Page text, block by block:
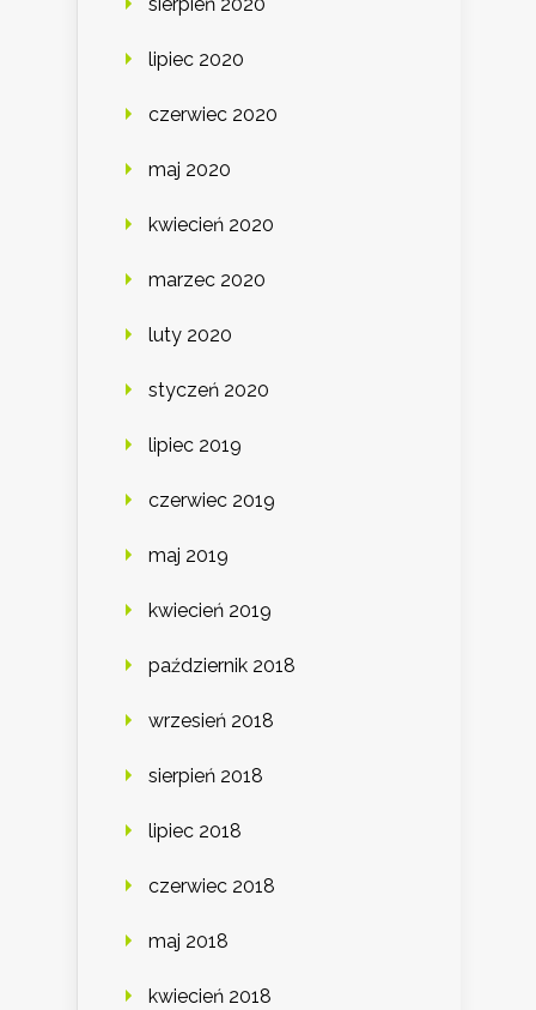
sierpień 2020
lipiec 2020
czerwiec 2020
maj 2020
kwiecień 2020
marzec 2020
luty 2020
styczeń 2020
lipiec 2019
czerwiec 2019
maj 2019
kwiecień 2019
październik 2018
wrzesień 2018
sierpień 2018
lipiec 2018
czerwiec 2018
maj 2018
kwiecień 2018